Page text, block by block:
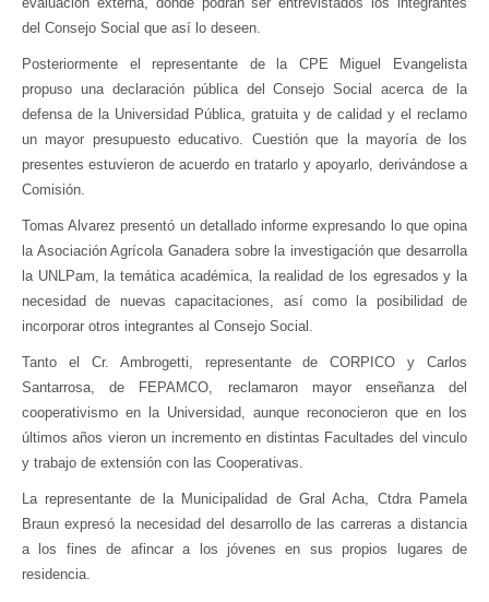
del Consejo Social que así lo deseen.
Posteriormente el representante de la CPE Miguel Evangelista
propuso una declaración pública del Consejo Social acerca de la
defensa de la Universidad Pública, gratuita y de calidad y el reclamo
un mayor presupuesto educativo. Cuestión que la mayoría de los
presentes estuvieron de acuerdo en tratarlo y apoyarlo, derivándose a
Comisión.
Tomas Alvarez presentó un detallado informe expresando lo que opina
la Asociación Agrícola Ganadera sobre la investigación que desarrolla
la UNLPam, la temática académica, la realidad de los egresados y la
necesidad de nuevas capacitaciones, así como la posibilidad de
incorporar otros integrantes al Consejo Social.
Tanto el Cr. Ambrogetti, representante de CORPICO y Carlos
Santarrosa, de FEPAMCO, reclamaron mayor enseñanza del
cooperativismo en la Universidad, aunque reconocieron que en los
últimos años vieron un incremento en distintas Facultades del vinculo
y trabajo de extensión con las Cooperativas.
La representante de la Municipalidad de Gral Acha, Ctdra Pamela
Braun expresó la necesidad del desarrollo de las carreras a distancia
a los fines de afincar a los jóvenes en sus propios lugares de
residencia.